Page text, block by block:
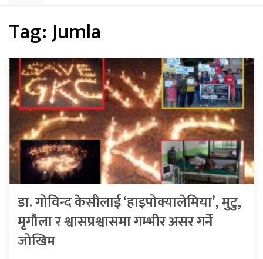
Tag:Jumla
डा. गोविन्द केसीलाई ‘हाइपोक्यालेमिया’, मुटु,
मृगौला र श्वासप्रश्वासमा गम्भीर असर गर्ने
जोखिम